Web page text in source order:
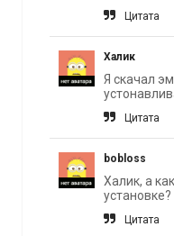
Цитата
Халик
Я скачал
Цитата
bobloss
Халик, а
Цитата